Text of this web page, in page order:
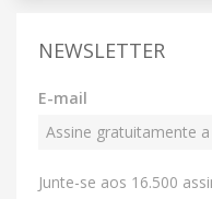
NEWSLETTER
E-mail
Junte-se aos 16.500